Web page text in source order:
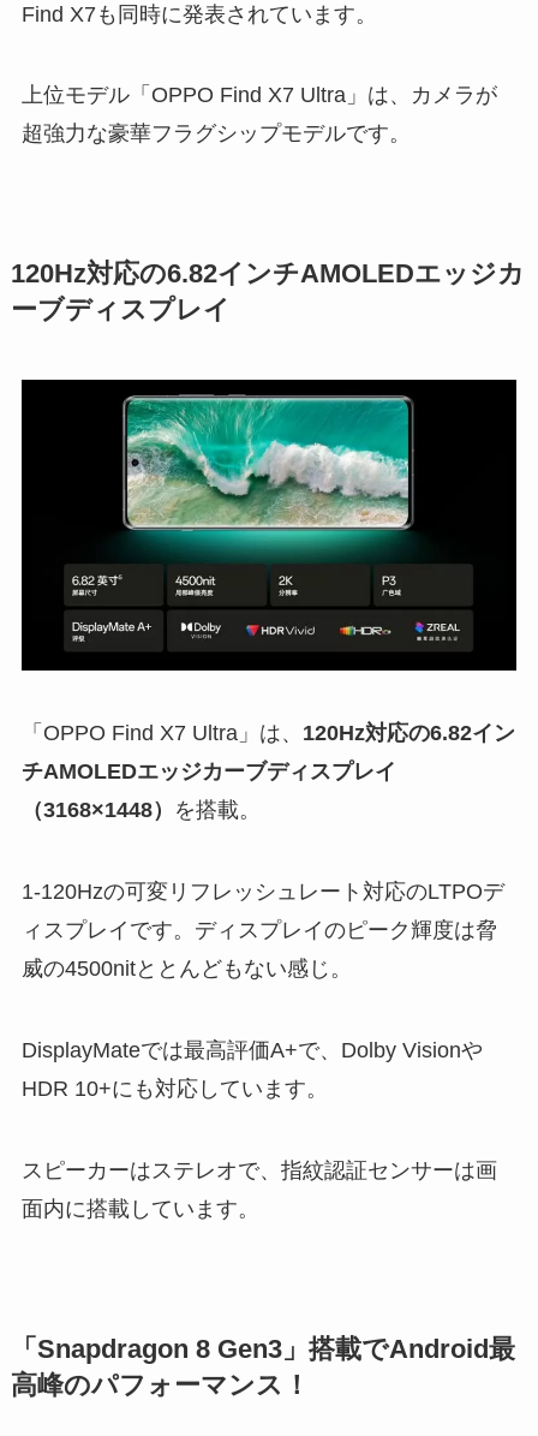
Find X7も同時に発表されています。
上位モデル「OPPO Find X7 Ultra」は、カメラが
超強力な豪華フラグシップモデルです。
120Hz対応の6.82インチAMOLEDエッジカ
ーブディスプレイ
「OPPO Find X7 Ultra」は、 120Hz対応の6.82イン
チAMOLEDエッジカーブディスプレイ
（3168×1448）
を搭載。
1-120Hzの可変リフレッシュレート対応のLTPOデ
ィスプレイです。ディスプレイのピーク輝度は脅
威の4500nitととんどもない感じ。
DisplayMateでは最高評価A+で、Dolby Visionや
HDR 10+にも対応しています。
スピーカーはステレオで、指紋認証センサーは画
面内に搭載しています。
「Snapdragon 8 Gen3」搭載でAndroid最
高峰のパフォーマンス！